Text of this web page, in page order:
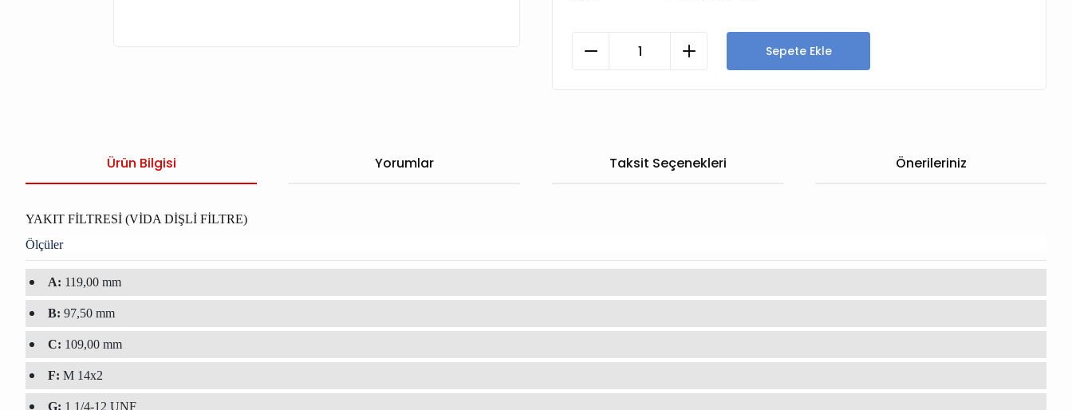
Sepete Ekle
Ürün Bilgisi Yorumlar Taksit Seçenekleri Önerileriniz
YAKIT FİLTRESİ (VİDA DİŞLİ FİLTRE)
Ölçüler
A: 119,00 mm
B: 97,50 mm
C: 109,00 mm
F: M 14x2
G: 1 1/4-12 UNF